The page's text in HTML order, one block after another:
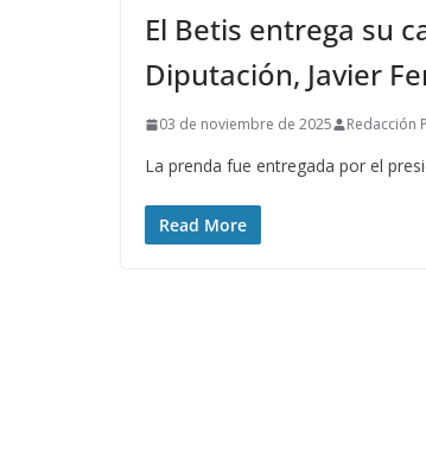
El Betis entrega su
Diputación, Javier
03 de noviembre de 2025 Redacción
La prenda fue entregada por el
Read More